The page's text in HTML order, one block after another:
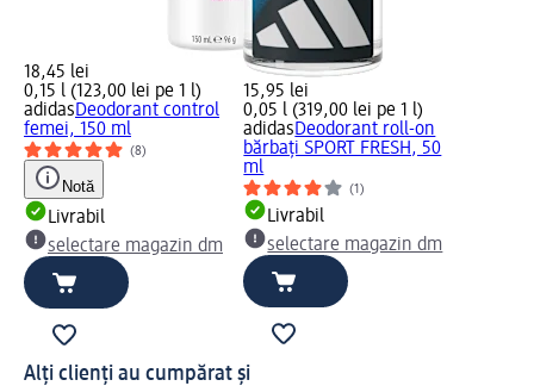
18,45 lei
0,15 l (123,00 lei pe 1 l)
adidasDeodorant control
femei, 150 ml
(8)
Notă
Livrabil
selectare magazin dm
15,95 lei
0,05 l (319,00 lei pe 1 l)
adidasDeodorant roll-on
bărbați SPORT FRESH, 50
ml
(1)
Livrabil
selectare magazin dm
Alți clienți au cumpărat și